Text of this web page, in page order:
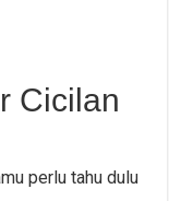
Cicilan
perlu tahu dulu